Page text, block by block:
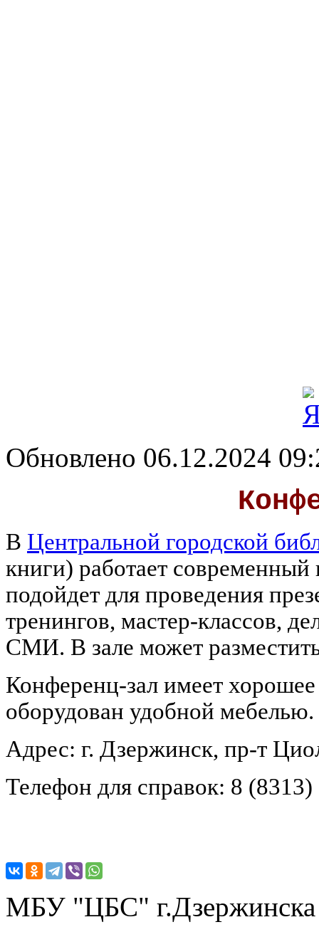
Обновлено 06.12.2024
В Центральной городской
книги) работает
подойдет для проведения
тренингов, мастер-классов,
СМИ. В зале может
Конференц-зал имеет
оборудован удобной мебелью.
Адрес: г. Дзержинск, пр-т
Телефон для справок: 8
МБУ "ЦБС" г.Дзержинска